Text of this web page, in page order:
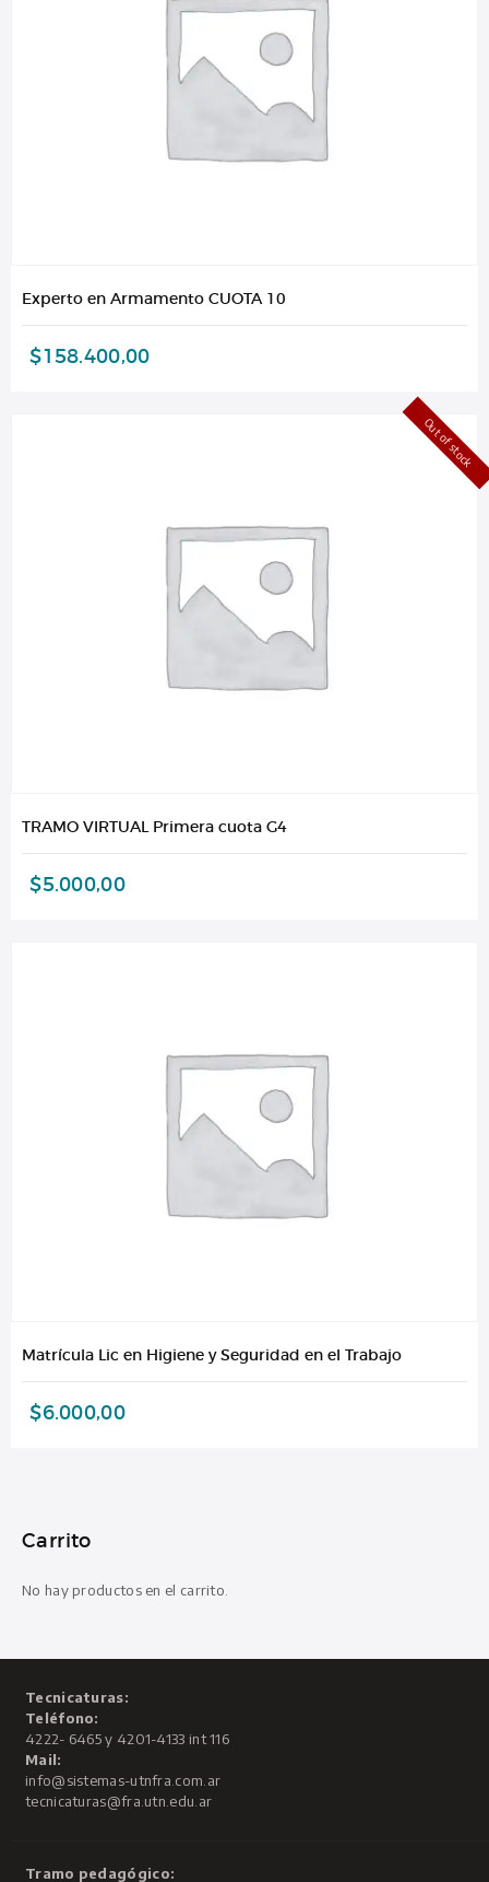
Experto en Armamento CUOTA 10
$158.400,00
Out of stock
TRAMO VIRTUAL Primera cuota G4
$5.000,00
Matrícula Lic en Higiene y Seguridad en el Trabajo
$6.000,00
Carrito
No hay productos en el carrito.
Tecnicaturas:
Teléfono:
4222- 6465 y 4201-4133 int 116
Mail:
info@sistemas-utnfra.com.ar
tecnicaturas@fra.utn.edu.ar
Tramo pedagógico: